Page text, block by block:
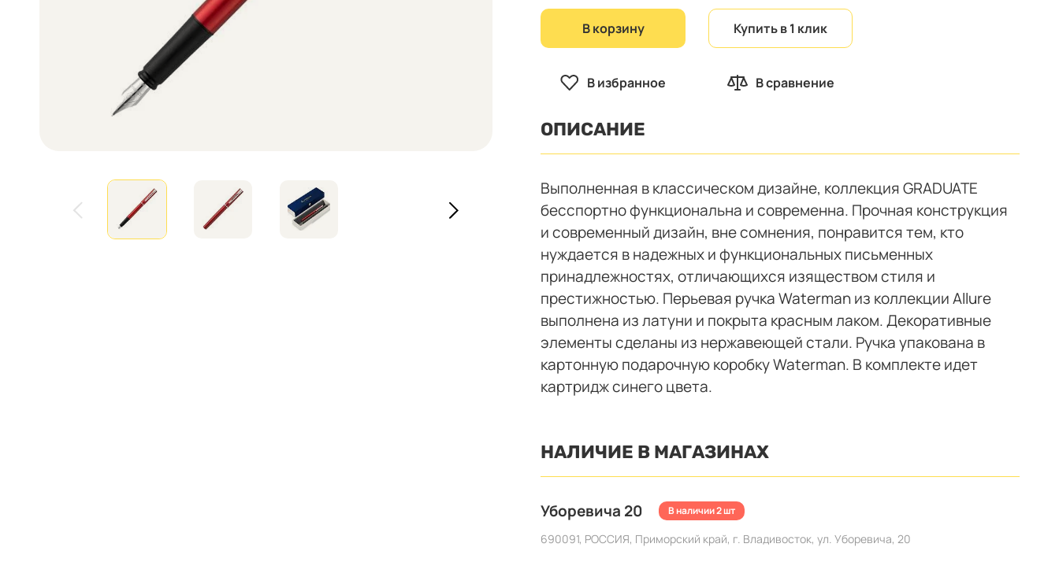
В корзину Купить в 1 клик
В избранное В сравнение
ОПИСАНИЕ
Выполненная в классическом дизайне, коллекция GRADUATE
бесспортно функциональна и современна. Прочная конструкция
и современный дизайн, вне сомнения, понравится тем, кто
нуждается в надежных и функциональных письменных
принадлежностях, отличающихся изяществом стиля и
престижностью. Перьевая ручка Waterman из коллекции Allure
выполнена из латуни и покрыта красным лаком. Декоративные
элементы сделаны из нержавеющей стали. Ручка упакована в
картонную подарочную коробку Waterman. В комплекте идет
картридж синего цвета.
НАЛИЧИЕ В МАГАЗИНАХ
Уборевича 20 В наличии 2 шт
690091, РОССИЯ, Приморский край, г. Владивосток, ул. Уборевича, 20